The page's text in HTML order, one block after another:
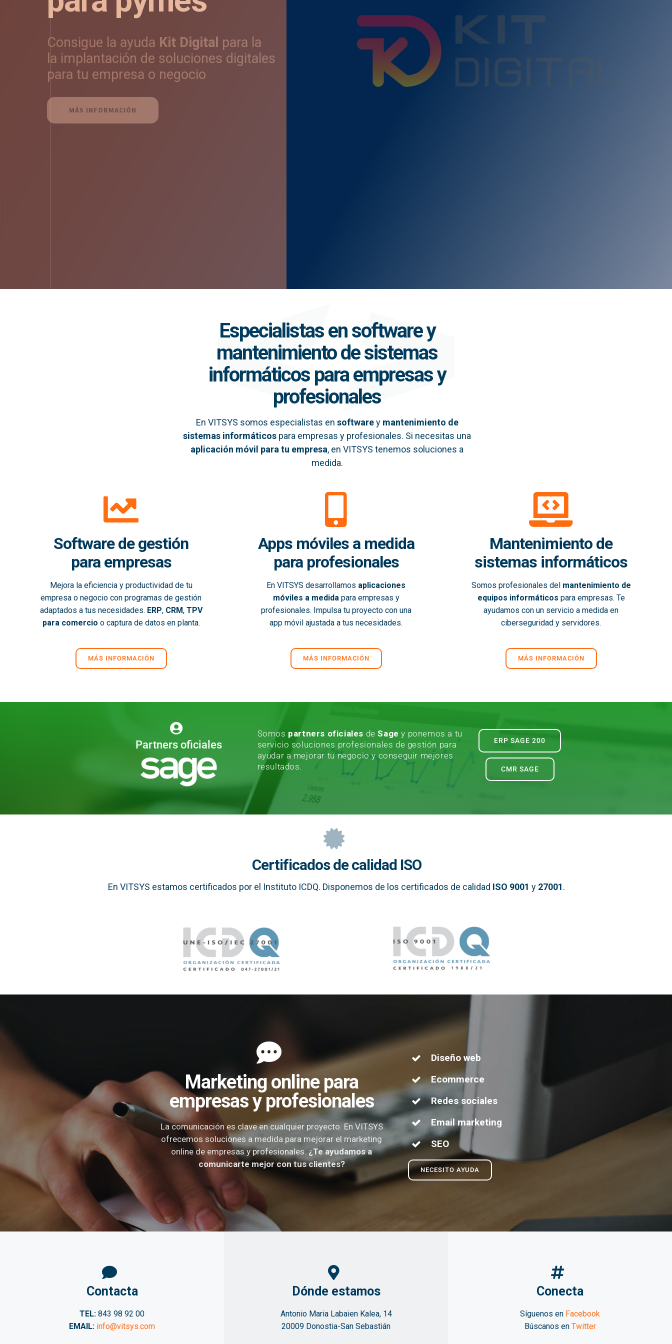
empresas
Especialistas en software y
mantenimiento de sistemas
informáticos para empresas y
profesionales
En VITSYS somos especialistas en softwarey mantenimiento de
sistemas informáticos para empresas y profesionales. Si necesitas una
aplicación móvil para tu empresa, en VITSYS tenemos soluciones a
medida.
Software de gestión
para empresas
Mejora la eficiencia y productividad de tu
empresa o negocio con programas de gestión
adaptados a tus necesidades. ERP, CRM, TPV
para comercio o captura de datos en planta.
MÁS INFORMACIÓN
Apps móviles a medida
para profesionales
En VITSYS desarrollamos aplicaciones
móviles a medidapara empresas y
profesionales. Impulsa tu proyecto con una
app móvil ajustada a tus necesidades.
MÁS INFORMACIÓN
Mantenimiento de
sistemas informáticos
Somos profesionales del mantenimiento de
equipos informáticos para empresas. Te
ayudamos con un servicio a medida en
ciberseguridad y servidores.
MÁS INFORMACIÓN
Partners oficiales
Somos partners oficiales deSagey ponemos a tu
servicio soluciones profesionales de gestión para
ayudar a mejorar tu negocio y conseguir mejores
resultados.
ERP SAGE 200
CMR SAGE
Certificados de calidad ISO
En VITSYS estamos certificados por el Instituto ICDQ. Disponemos de los certificados de calidad ISO 9001 y 27001.
Marketing online para
empresas y profesionales
La comunicación es clave en cualquier proyecto. En VITSYS
ofrecemos soluciones a medida para mejorar el marketing
online de empresas y profesionales. ¿Te ayudamos a
comunicarte mejor con tus clientes?
Diseño web
Ecommerce
Redes sociales
Email marketing
SEO
NECESITO AYUDA
Contacta
TEL: 843 98 92 00
EMAIL: info@vitsys.com
Dónde estamos
Antonio Maria Labaien Kalea, 14
20009 Donostia-San Sebastián
Conecta
Síguenos en Facebook
Búscanos en Twitter